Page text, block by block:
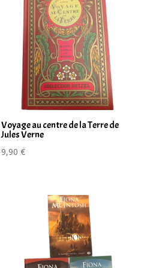
Voyage au centre de la Terre de
Jules Verne
9,90 €